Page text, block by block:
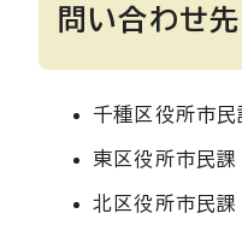
問い合わせ先
千種区役所市
東区役所市民
北区役所市民